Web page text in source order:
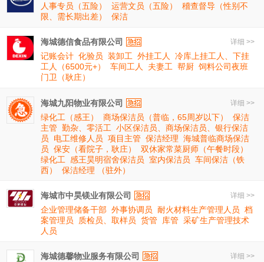
人事专员（五险）
运营文员（五险）
稽查督导（性别不
限、需长期出差）
保洁
详细 >>
海城德信食品有限公司
记账会计 化验员 装卸工 外挂工人
冷库上挂工人、下挂
工人（6500元+）
车间工人 夫妻工 帮厨 饲料公司夜班
门卫（耿庄）
详细 >>
海城九阳物业有限公司
绿化工（感王）
商场保洁员（普临，65周岁以下）
保洁
主管 勤杂、零活工 小区保洁员、商场保洁员、银行保洁
员
电工维修人员 项目主管 保洁经理 海城普临商场保洁
员 保安（看院子，耿庄）
双休家常菜厨师（午餐时段）
绿化工 感王昊明宿舍保洁员 室内保洁员 车间保洁（铁
西）
保洁经理 （驻外）
详细 >>
海城市中昊镁业有限公司
企业管理储备干部 外事协调员 耐火材料生产管理人员 档
案管理员
质检员、取样员 货管 库管 采矿生产管理技术
人员
详细 >>
海城德馨物业服务有限公司